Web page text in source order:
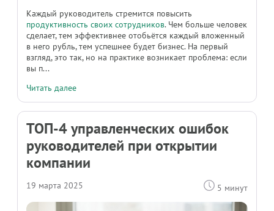
Каждый руководитель стремится повысить
продуктивность своих сотрудников. Чем больше человек
сделает, тем эффективнее отобьётся каждый вложенный
в него рубль, тем успешнее будет бизнес. На первый
взгляд, это так, но на практике возникает проблема: если
вы п...
Читать далее
ТОП-4 управленческих ошибок
руководителей при открытии
компании
19 марта 2025 5 минут